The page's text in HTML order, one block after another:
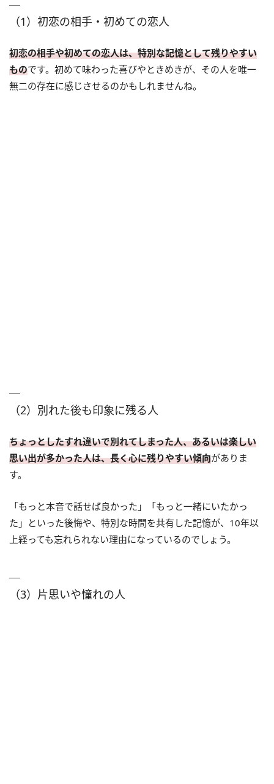
（1）初恋の相手・初めての恋人
初恋の相手や初めての恋人は、特別な記憶として残りやすい
ものです。初めて味わった喜びやときめきが、その人を唯一
無二の存在に感じさせるのかもしれませんね。
（2）別れた後も印象に残る人
ちょっとしたすれ違いで別れてしまった人、あるいは楽しい
思い出が多かった人は、長く心に残りやすい傾向がありま
す。
「もっと本音で話せば良かった」「もっと一緒にいたかっ
た」といった後悔や、特別な時間を共有した記憶が、10年以
上経っても忘れられない理由になっているのでしょう。
（3）片思いや憧れの人